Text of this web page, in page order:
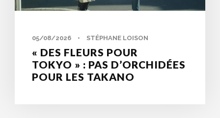
05/08/2026 • STÉPHANE LOISON
« DES FLEURS POUR
TOKYO » : PAS D’ORCHIDÉES
POUR LES TAKANO